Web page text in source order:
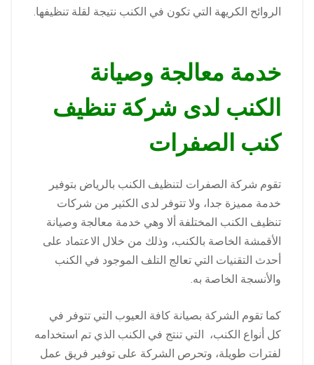
الروائح الكريهة التي تكون في الكنب نتيجة لقلة تنظيفها.
خدمة معالجة وصيانة
الكنب لدى شركة تنظيف
كنب الصفرات
تقوم شركة الصفرات لتنظيف الكنب بالرياض بتوفير
خدمة مميزة جدا، ولا تتوفر لدى الكثير من شركات
تنظيف الكنب المختلفة ألا وهي خدمة معالجة وصيانة
الأقمشة الخاصة بالكنب، وذلك من خلال الاعتماد على
أحدث التقنيات التي تعالج التلف الموجود في الكنب
والأنسجة الخاصة به.
كما تقوم الشركة بصيانة كافة العيوب التي تتوفر في
كل أنواع الكنب، التي تنتج في الكنب الذي تم استخدامه
لفترات طويلة، وتحرص الشركة على توفير فريق عمل